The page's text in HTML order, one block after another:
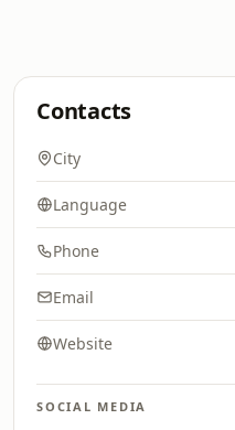
Contacts
City
Language
Phone
Email
Website
SOCIAL MEDIA